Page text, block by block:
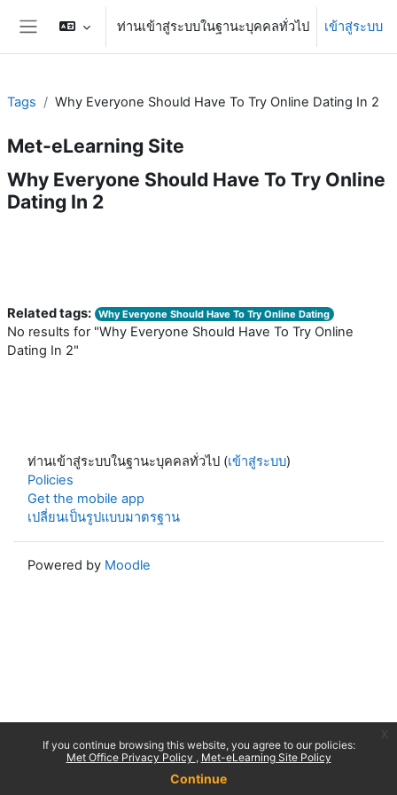
ข้ามไปที่เนื้อหาหลัก
If you continue browsing this website, you agree to our policies:
Met Office Privacy Policy
Met-eLearning Site Policy
Continue
ท่านเข้าสู่ระบบในฐานะบุคคลทั่วไป เข้าสู่ระบบ
Tags Why Everyone Should Have To Try Online Dating In 2
Met-eLearning Site
Why Everyone Should Have To Try Online
Dating In 2
Related tags: Why Everyone Should Have To Try Online Dating
No results for "Why Everyone Should Have To Try Online
Dating In 2"
ท่านเข้าสู่ระบบในฐานะบุคคลทั่วไป (เข้าสู่ระบบ)
Policies
Get the mobile app
เปลี่ยนเป็นรูปแบบมาตรฐาน
Powered by Moodle